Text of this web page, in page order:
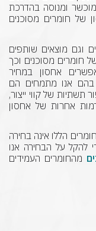
ומנוסה בהדרכת
של חומרים מסוכנים
וגם מוצאים שותפים
חומרים מסוכנים וכך
אחסון במחיר
בהם אנו מתמחים הם
של קווי ייצור,
אחרות של אחסון
הללו אינה בחירה
להקל על הבחירה אנו
מהחומרים העמידים